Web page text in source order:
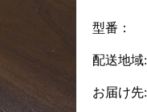
型番：
配送地域:
お届け先: